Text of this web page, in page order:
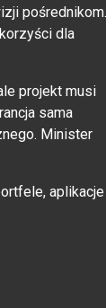
pośrednikom.
dla
projekt musi
sama
Minister
aplikacje